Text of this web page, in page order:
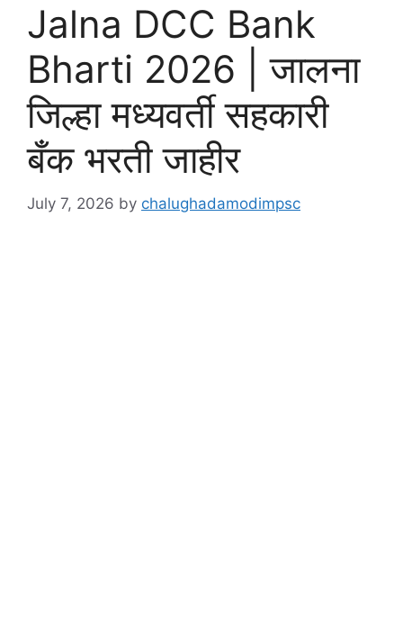
Jalna DCC Bank
Bharti 2026 | जालना
जिल्हा मध्यवर्ती सहकारी
बँक भरती जाहीर
July 7, 2026 by chalughadamodimpsc